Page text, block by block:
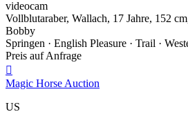
videocam
Vollblutaraber, Wallach, 17 Jahre, 152
Bobby
Springen · English Pleasure · Trail ·
Preis auf Anfrage

Magic Horse Auction
US